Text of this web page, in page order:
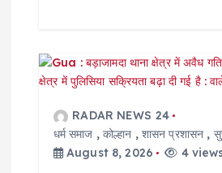
RADAR NEWS 24
धर्म समाज ,कोल्हान , शासन प्रशासन ,
August 8, 2026
4